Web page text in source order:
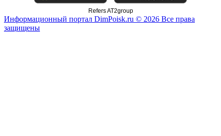
Refers AT2group
Информационный портал DimPoisk.ru © 2026 Все права
защищены